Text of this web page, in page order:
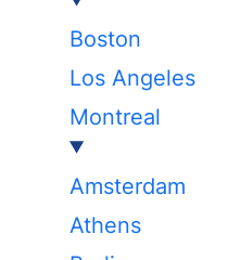
Boston
Los Angeles
Montreal
Amsterdam
Athens